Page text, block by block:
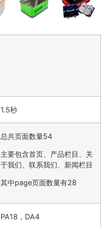
1.5秒
总共页面数量54
主要包含首页、产品栏目、关
于我们、联系我们、新闻栏目
其中page页面数量有28
PA18，DA4